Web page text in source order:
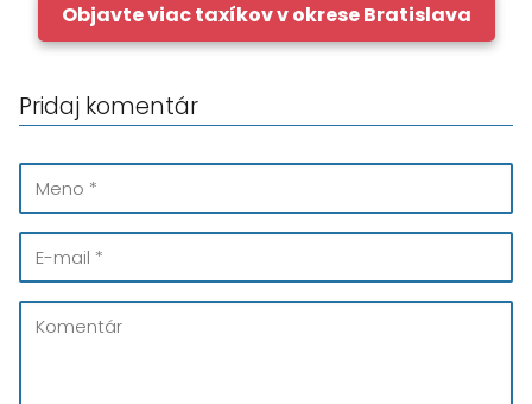
Objavte viac taxíkov v okrese Bratislava
Pridaj komentár